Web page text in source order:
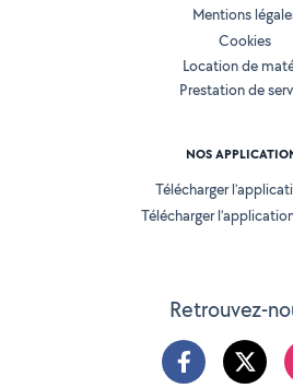
Retrouvez-
Mentions
Cookies
Location de
Prestation de
NOS
Télécharger
Télécharger